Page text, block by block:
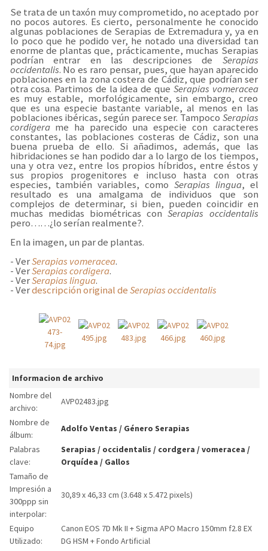
Se trata de un taxón muy comprometido, no aceptado por
no pocos autores. Es cierto, personalmente he conocido
algunas poblaciones de Serapias de Extremadura y, ya en
lo poco que he podido ver, he notado una diversidad tan
enorme de plantas que, prácticamente, muchas Serapias
podrían entrar en las descripciones de Serapias
occidentalis. No es raro pensar, pues, que hayan aparecido
poblaciones en la zona costera de Cádiz, que podrían ser
otra cosa. Partimos de la idea de que Serapias vomeracea
es muy estable, morfológicamente, sin embargo, creo
que es una especie bastante variable, al menos en las
poblaciones ibéricas, según parece ser. Tampoco Serapias
cordigerame ha parecido una especie con caracteres
constantes, las poblaciones costeras de Cádiz, son una
buena prueba de ello. Si añadimos, además, que las
hibridaciones se han podido dar a lo largo de los tiempos,
una y otra vez, entre los propios híbridos, entre éstos y
sus propios progenitores e incluso hasta con otras
especies, también variables, como Serapias lingua, el
resultado es una amalgama de individuos que son
complejos de determinar, si bien, pueden coincidir en
muchas medidas biométricas conSerapias occidentalis
pero……¿lo serían realmente?.
En la imagen, un par de plantas.
- VerSerapias vomeracea.
- VerSerapias cordigera.
- VerSerapias lingua.
- Verdescripción original deSerapias occidentalis
Informacion de archivo
Nombre del
archivo:
AVP02483.jpg
Nombre de
álbum:
Adolfo Ventas / Género Serapias
Palabras
clave:
Serapias / occidentalis / cordgera /vomeracea /
Orquídea / Gallos
Tamaño de
Impresión a
300ppp sin
interpolar:
30,89 x 46,33 cm (3.648 x 5.472 pixels)
Equipo
Utilizado:
Canon EOS 7D Mk II + Sigma APO Macro 150mm f2.8 EX
DG HSM + Fondo Artificial